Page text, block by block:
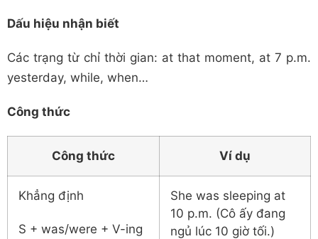
Dấu hiệu nhận biết
Các trạng từ chỉ thời gian: at that moment, at 7 p.m.
yesterday, while, when…
Công thức
Công thức Ví dụ
Khẳng định
S + was/were + V-ing
She was sleeping at
10 p.m. (Cô ấy đang
ngủ lúc 10 giờ tối.)